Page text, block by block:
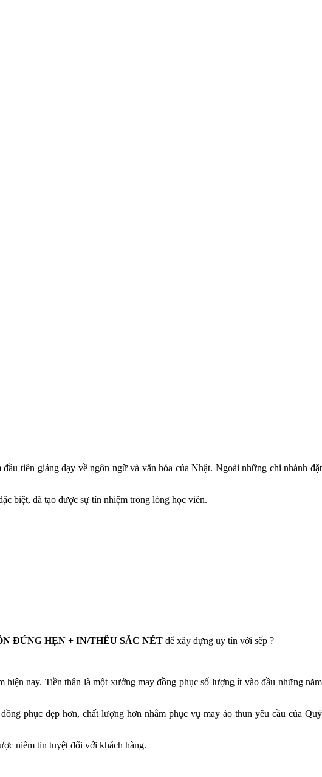
tiên giảng dạy về ngôn ngữ và văn hóa của Nhật. Ngoài những chi nhánh đặt
biệt, đã tạo được sự tín nhiệm trong lòng học viên.
ĐÚNG HẸN + IN/THÊU SẮC NÉT để xây dựng uy tín với sếp ?
nay. Tiền thân là một xưởng may đồng phục số lượng ít vào đầu những năm
phục đẹp hơn, chất lượng hơn nhằm phục vụ may áo thun yêu cầu của Quý
niềm tin tuyệt đối với khách hàng.